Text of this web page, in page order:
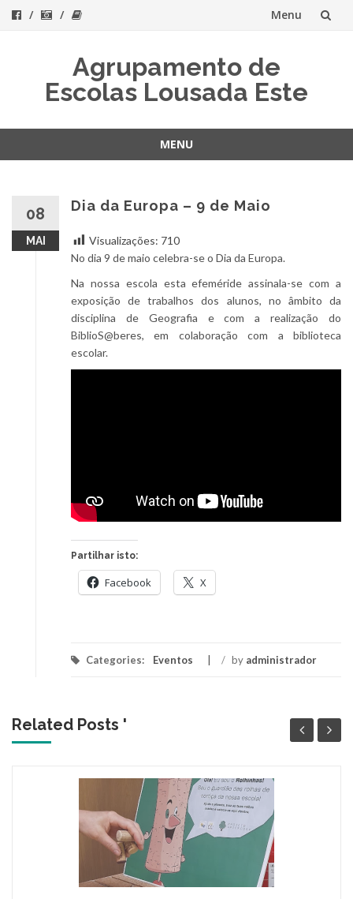
Menu
content
Agrupamento de
Escolas Lousada Este
MENU
08
MAI
Dia da Europa – 9 de Maio
Visualizações: 710
No dia 9 de maio celebra-se o Dia da Europa.
Na nossa escola esta efeméride assinala-se com a
exposição de trabalhos dos alunos, no âmbito da
disciplina de Geografia e com a realização do
BiblioS@beres, em colaboração com a biblioteca
escolar.
Partilhar isto:
Facebook X
Categories: Eventos / by administrador
Related Posts '